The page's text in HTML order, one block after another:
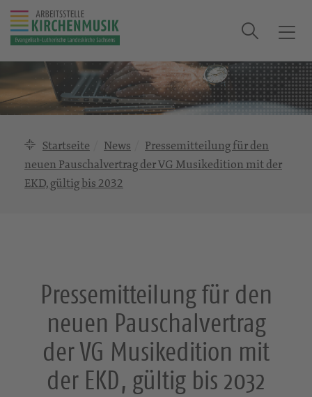
T
g
g
l
Suche
Startseite News
Pressemitteilung für den
neuen Pauschalvertrag der VG Musikedition mit der
EKD, gültig bis 2032
Pressemitteilung für den
neuen Pauschalvertrag
der VG Musikedition mit
der EKD, gültig bis 2032